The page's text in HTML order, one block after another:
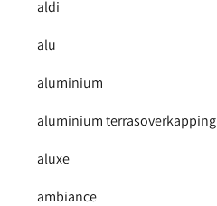
aldi
alu
aluminium
aluminium terrasoverkapping
aluxe
ambiance